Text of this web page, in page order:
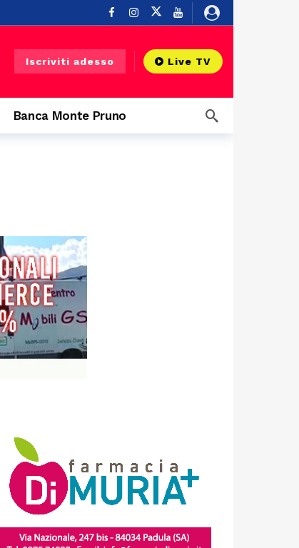
42 minuti fa
Iscriviti adesso Live TV
Banca Monte Pruno